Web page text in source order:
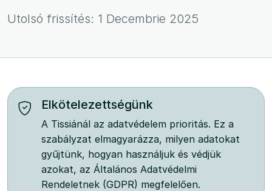
Utolsó frissítés: 1 Decembrie 2025
Elkötelezettségünk
A Tissiánál az adatvédelem prioritás. Ez a
szabályzat elmagyarázza, milyen adatokat
gyűjtünk, hogyan használjuk és védjük
azokat, az Általános Adatvédelmi
Rendeletnek (GDPR) megfelelően.